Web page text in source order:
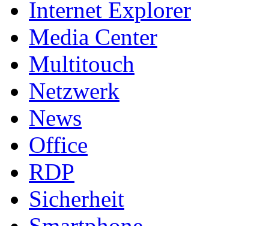
Internet Explorer
Media Center
Multitouch
Netzwerk
News
Office
RDP
Sicherheit